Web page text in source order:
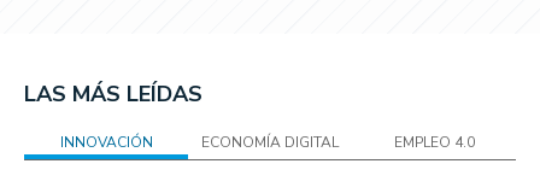
LAS MÁS LEÍDAS
INNOVACIÓN ECONOMÍA DIGITAL EMPLEO 4.0